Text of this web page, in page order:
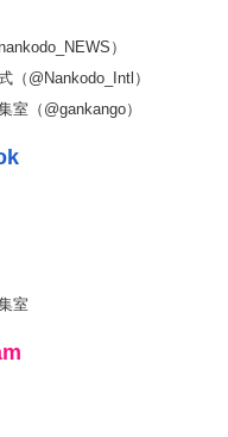
）
（@Nankodo_Intl）
室（@gankango）
室